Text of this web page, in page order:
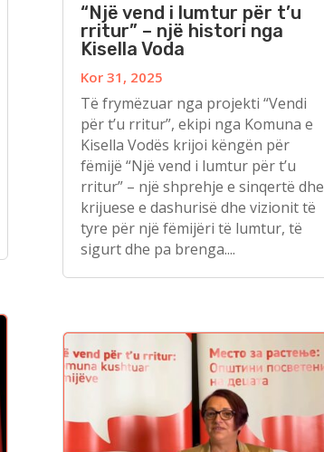
“Një vend i lumtur për t’u
rritur” – një histori nga
Kisella Voda
Kor 31, 2025
Të frymëzuar nga projekti “Vendi
për t’u rritur”, ekipi nga Komuna e
Kisella Vodës krijoi këngën për
fëmijë “Një vend i lumtur për t’u
rritur” – një shprehje e sinqertë dhe
krijuese e dashurisë dhe vizionit të
tyre për një fëmijëri të lumtur, të
sigurt dhe pa brenga....